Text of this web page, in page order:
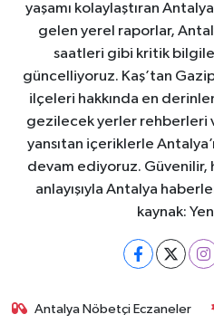
yaşamı kolaylaştıran
gelen yerel raporlar,
saatleri gibi kritik
güncelliyoruz. Kaş’tan
ilçeleri hakkında en
gezilecek yerler rehberleri
yansıtan içeriklerle
devam ediyoruz. Güvenilir,
anlayışıyla Antalya
kaynak:
Antalya Nöbetçi Eczaneler